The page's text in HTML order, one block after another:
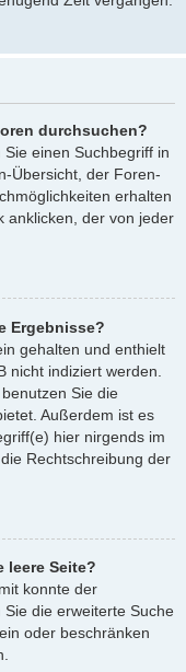
durchsuchen?
einen Suchbegriff in
Übersicht, der Foren-
erhalten
anklicken, der von jeder
Ergebnisse?
gehalten und enthielt
nicht indiziert werden.
Sie die
Außerdem ist es
hier nirgends im
Rechtschreibung der
leere Seite?
konnte der
die erweiterte Suche
oder beschränken